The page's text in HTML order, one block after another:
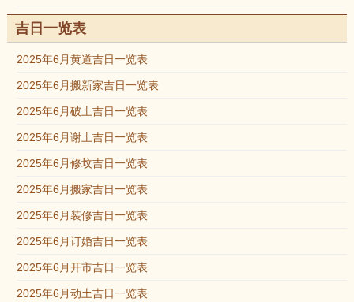
吉日一览表
2025年6月黄道吉日一览表
2025年6月搬新家吉日一览表
2025年6月破土吉日一览表
2025年6月谢土吉日一览表
2025年6月修坟吉日一览表
2025年6月搬家吉日一览表
2025年6月装修吉日一览表
2025年6月订婚吉日一览表
2025年6月开市吉日一览表
2025年6月动土吉日一览表